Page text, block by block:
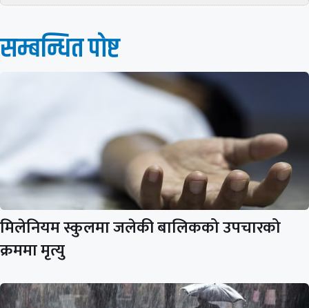
सम्बन्धित पाेष्ट
मिलेनियम स्कुलमा जलेकी बालिकको उपचारको
क्रममा मृत्यु